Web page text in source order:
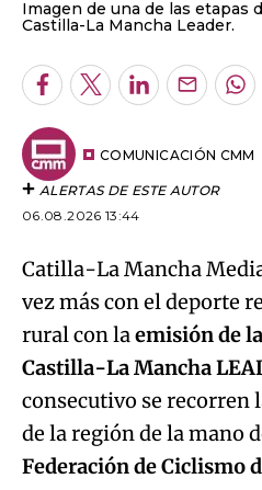
Imagen de una de las etapas
Castilla-La Mancha Leader.
Facebook
TwitterLinkedInEnviar
COMUNICACIÓN CMM
ALERTAS DE ESTE AUTOR
06.08.2026 13:44
Catilla-La Mancha
vez más con el deporte
rural con laemisión de
Castilla-La Mancha
consecutivo se recorren
de la región de la mano
Federación de Ciclismo